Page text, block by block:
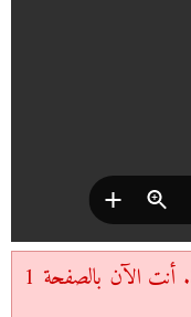
اضغط على الصفحة التالية لمتابعة القراءة. أنت الآن بالصفحة 1